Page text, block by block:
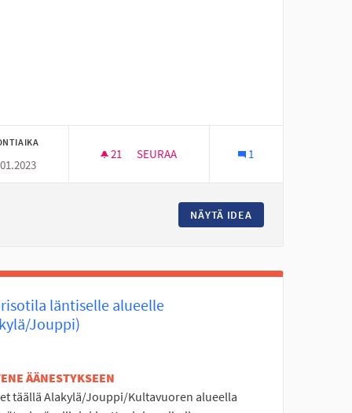
☆
21 21 SEURAAJAA
SEURAA 1
NÄYTÄ IDEA
läntiselle alueelle
Jouppi)
ÄÄNESTYKSEEN
täällä Alakylä/Jouppi/Kultavuoren alueella